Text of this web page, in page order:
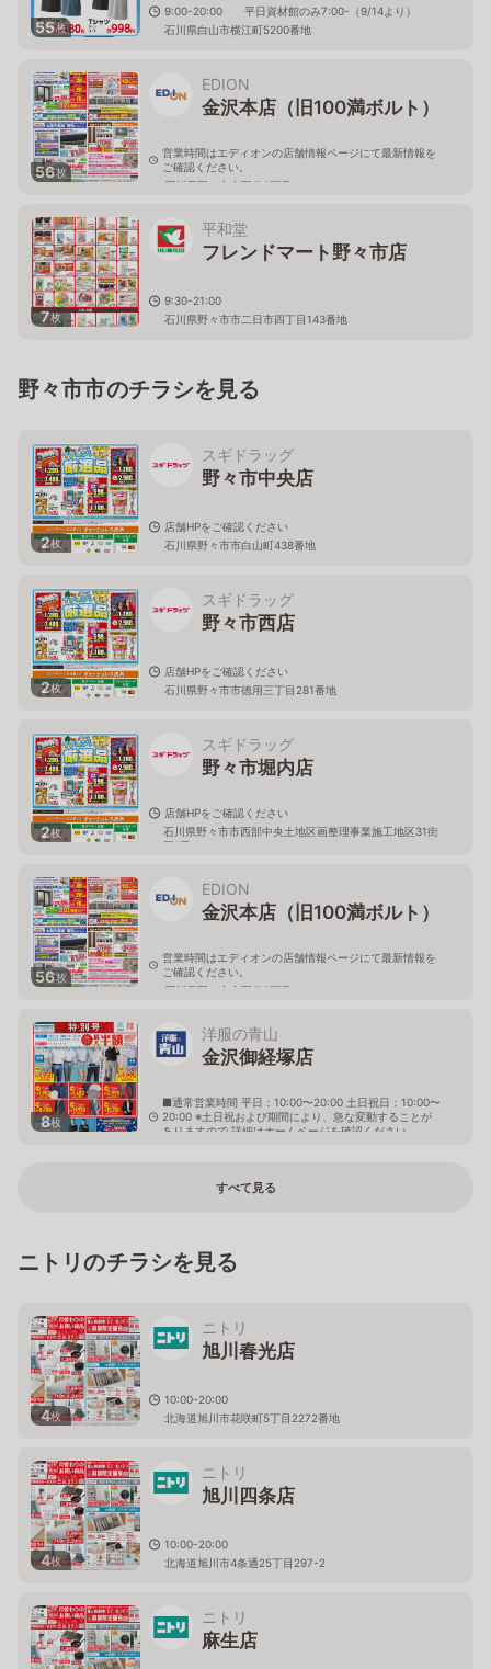
55枚
9:00-20:00 平日資材館のみ7:00-（9/14より）
石川県白山市横江町5200番地
56枚
EDION
金沢本店（旧100満ボルト）
営業時間はエディオンの店舗情報ページにて最新情報を
ご確認ください。
石川県野々市市野代2丁目11
7枚
平和堂
フレンドマート野々市店
9:30-21:00
石川県野々市市二日市四丁目143番地
野々市市のチラシを見る
2枚
スギドラッグ
野々市中央店
店舗HPをご確認ください
石川県野々市市白山町438番地
2枚
スギドラッグ
野々市西店
店舗HPをご確認ください
石川県野々市市徳用三丁目281番地
2枚
スギドラッグ
野々市堀内店
店舗HPをご確認ください
石川県野々市市西部中央土地区画整理事業施工地区31街
区1番
56枚
EDION
金沢本店（旧100満ボルト）
営業時間はエディオンの店舗情報ページにて最新情報を
ご確認ください。
石川県野々市市野代2丁目11
8枚
洋服の青山
金沢御経塚店
■通常営業時間 平日：10:00〜20:00 土日祝日：10:00〜
20:00 ※土日祝および期間により、急な変動することが
ありますので 詳細はホームページを確認ください
すべて見る
ニトリのチラシを見る
4枚
ニトリ
旭川春光店
10:00-20:00
北海道旭川市花咲町5丁目2272番地
4枚
ニトリ
旭川四条店
10:00-20:00
北海道旭川市4条通25丁目297-2
ニトリ
麻生店